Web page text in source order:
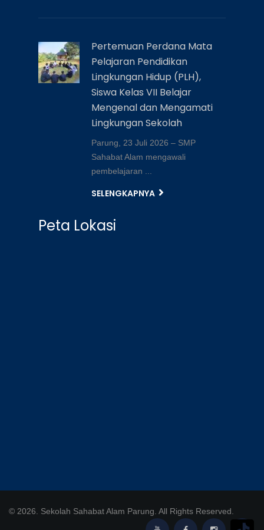
Pertemuan Perdana Mata
Pelajaran Pendidikan
Lingkungan Hidup (PLH),
Siswa Kelas VII Belajar
Mengenal dan Mengamati
Lingkungan Sekolah
Parung, 23 Juli 2026 – SMP
Sahabat Alam mengawali
pembelajaran ...
SELENGKAPNYA
Peta Lokasi
© 2026. Sekolah Sahabat Alam Parung. All Rights Reserved.